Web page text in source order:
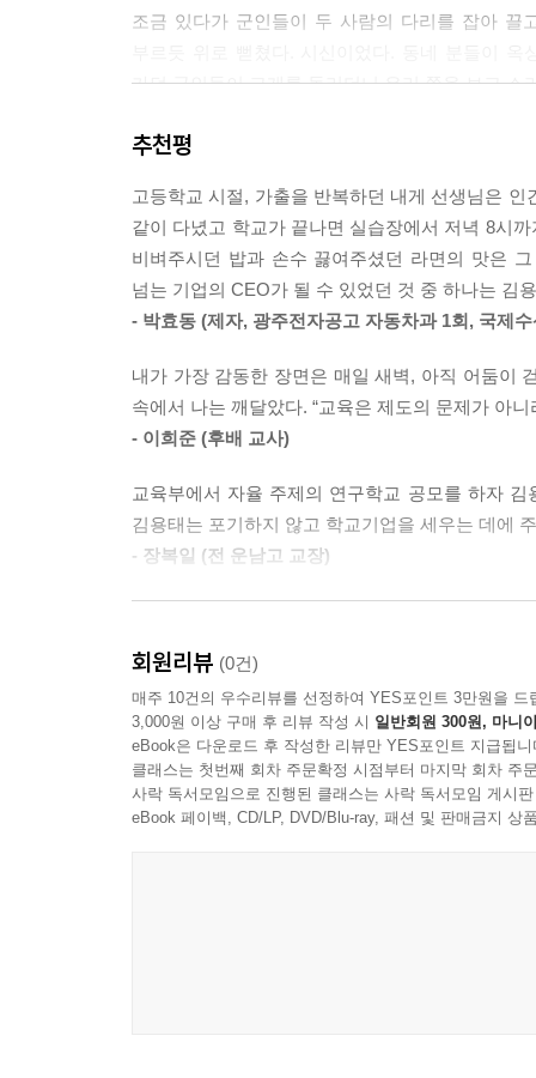
딸내미를 업고 산으로 들로 103
공모교장에 합격하고 109
해남의 큰 스승 116
제2부 흔들림 없는 믿음의 나무
- 내가 만난 김용태
대범하면서도 따듯한 후배, 김용태 정용문 127
잘못된 결정 앞에 물러서지 않는 사람 이희준 147
삶으로 그를 믿는다 김동근 152
혁신적 아이디어로 새로운 길을 만드는 교사 김용
얼굴이 살짝 부은 노무현, 김용태 김권섭 170
늘 사람의 마음을 먼저 헤아리는 모습 정세호 176
먼저 마음의 문을 열어주신 선생님 윤빛나 178
김용태의 1984 이상걸 181
뺑끼쟁이 김용태, 전략이 있는 사람 장화동 185
내 영원한 전교조 광주지부장 김용태 선생님 김도
조금 있다가 군인들이 두 사람의 다리를 잡아 끌
가던 군인들이 고개를 돌리더니 우리 쪽을 보고 소
자취집 옥상에서 보았던 광경, 들었던 말, 질질
- 본문 68쪽
인생의 진로 바꾼 5·18민주화운동
1980년 5월 18일 이후 모든 게 달라졌다. 시골
불끈 쥐고 학생운동을 시작한다. 1학년 때는 서
때는 서클연합회 결성을 주도한다. 너무 자주 잡
노동자 야학에 참여하는 친구를 보고 감동하긴
못한 채 건강을 잃어가며 살아가는 그들이 사람
했고, 사업주가 알았을 때 노동 착취와 이윤 추
활동이었다. 땀 흘려 일하고 그만큼의 대가를 받
입학한 지 10년 만에 졸업장을 딴 김용태 씨는 목
세상을 만들 것인가.’ 그는 교육에서 그 답을 찾
시민학교장으로서 활동해온 그는 이제 아이들의
노무현 대통령은 말씀하셨습니다. “사람 사는
추천평
고등학교 시절, 가출을 반복하던 내게 선생님은
같이 다녔고 학교가 끝나면 실습장에서 저녁 8시
비벼주시던 밥과 손수 끓여주셨던 라면의 맛은
넘는 기업의 CEO가 될 수 있었던 것 중 하나는 김
- 박효동 (제자, 광주전자공고 자동차과 1회, 국제
내가 가장 감동한 장면은 매일 새벽, 아직 어둠이
속에서 나는 깨달았다. “교육은 제도의 문제가 아
- 이희준 (후배 교사)
교육부에서 자율 주제의 연구학교 공모를 하자
김용태는 포기하지 않고 학교기업을 세우는 데에
- 장복일 (전 운남고 교장)
주었다. 그 웃음 속에서 우리는 함께 일하는 즐거
깨달은 소중한 배움이었다.
- 윤빛나 (현 사립교사, 광주전자공고에서 함께 근
누군가 ‘그래서 김용태가 어떤 사람이야?’ 묻는
사람, 결과에 승복하며 함께할 줄 아는 사람, 그래
회원리뷰 (0건)
매주 10건의 우수리뷰를 선정하여 YES포인트 3만원을 드
3,000원 이상 구매 후 리뷰 작성 시 일반회원 300원, 마니
eBook은 다운로드 후 작성한 리뷰만 YES포인트 지급됩니
클래스는 첫번째 회차 주문확정 시점부터 마지막 회차 주
사락 독서모임으로 진행된 클래스는 사락 독서모임 게시
eBook 페이백, CD/LP, DVD/Blu-ray, 패션 및 판매금지 상